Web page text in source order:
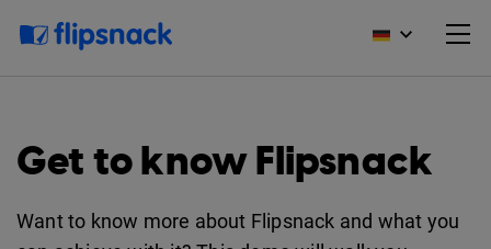
Get to know Flipsnack
Want to know more about Flipsnack and what you